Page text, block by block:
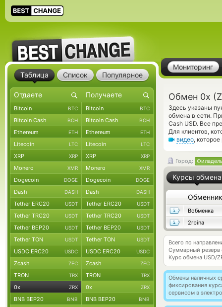
Мониторинг
Обмен 0x
Здесь указаны
обмена в сети.
Cash USD. Все
Для клиентов,
видео,
Город:
Курсы обмена
Обменник
Вобменка
2rbina
Всего по
Суммарный резерв
Курс обмена USD/
Обмены наличных
фиксирования
сервисом в
Таблица Список Популярное
Bitcoin BTC Bitcoin BTC
Bitcoin Cash BCH Bitcoin Cash BCH
Ethereum ETH Ethereum ETH
Litecoin LTC Litecoin LTC
XRP XRP XRP XRP
Monero XMR Monero XMR
Dogecoin DOGE Dogecoin DOGE
Dash DASH Dash DASH
Tether ERC20 USDT Tether ERC20 USDT
Tether TRC20 USDT Tether TRC20 USDT
Tether BEP20 USDT Tether BEP20 USDT
Tether TON USDT Tether TON USDT
USDC ERC20 USDC USDC ERC20 USDC
Zcash ZEC Zcash ZEC
TRON TRX TRON TRX
0x ZRX 0x ZRX
BNB BEP20 BNB BNB BEP20 BNB